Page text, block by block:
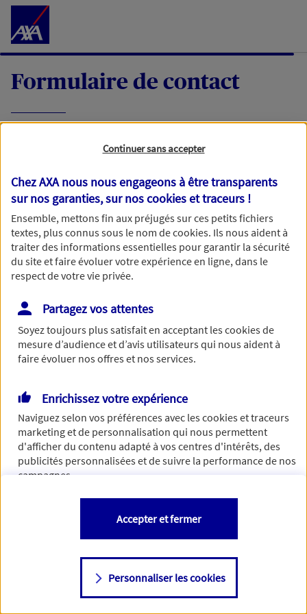
Accéder au Contenu
Formulaire de contact
demande, nous vous répondrons dans les
meilleurs délais par mail ou par téléphone.
Votre message :
Vous disposez de droits sur les informations vous concernant. Pour
plus d’informations,cliquez ici.
Continuer sans accepter
Chez AXA nous nous engageons à être transparents
sur nos garanties, sur noscookies et traceurs !
Ensemble, mettons fin aux préjugés sur ces petits fichiers
textes, plus connus sous le nom decookies. Ils nous aident à
traiter des informations essentielles pour garantir la sécurité
du site et faire évoluer votre expérience en ligne, dans le
respect de votre vie privée.
Partagez vos attentes
Soyez toujours plus satisfait en acceptant lescookiesde
mesure d’audience et d’avis utilisateurs qui nous aident à
faire évoluer nos offres et nos services.
Enrichissez votre expérience
Naviguez selon vos préférences avec lescookies et traceurs
marketing et de personnalisation qui nous permettent
d'afficher du contenu adapté à vos centres d'intérêts, des
publicités personnalisées et de suivre la performance de nos
campagnes.
Vous êtes libre de les accepter, de les refuser comme de
changer d'avis à tout moment en allant sur
Consulter notre politique decookies
Personnaliser les cookies
Accepter et fermer